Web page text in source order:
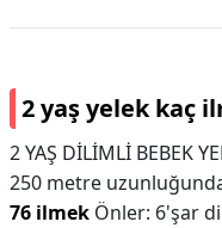
2 yaş yelek kaç
2 YAŞ DİLİMLİ BEBEK
250 metre
76 ilmek Önler: 6'şar